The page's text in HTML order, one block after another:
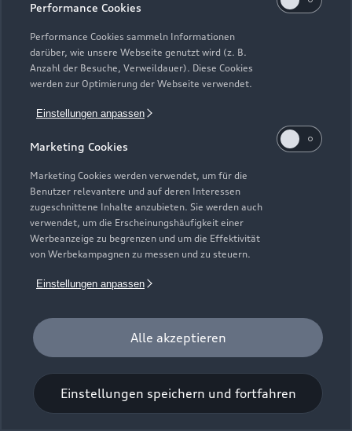
Performance Cookies
Performance Cookies sammeln Informationen
darüber, wie unsere Webseite genutzt wird (z. B.
Anzahl der Besuche, Verweildauer). Diese Cookies
werden zur Optimierung der Webseite verwendet.
Einstellungen anpassen
Marketing Cookies
Marketing Cookies werden verwendet, um für die
Benutzer relevantere und auf deren Interessen
zugeschnittene Inhalte anzubieten. Sie werden auch
verwendet, um die Erscheinungshäufigkeit einer
Werbeanzeige zu begrenzen und um die Effektivität
von Werbekampagnen zu messen und zu steuern.
Einstellungen anpassen
Alle akzeptieren
Einstellungen speichern und fortfahren
Universal-Reinigungstuch
Für einen glänzenden Eindruck.
Zur Audi Shopping World